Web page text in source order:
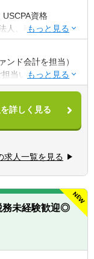
資格
人、税理士法人、
経験（10年以上）
る税金計算実務経
ジメント・リーダ
会計の業務経験
システム導入やツ
等を実現した経験
組織の目標に対し
、高い意識で仕事
ンド会計を担当）
当いただきます。
リースの特別目的
（経理処理のみな
への報告書作成、
育成、業務の進捗
強化
を含む経理全般に
東証プライム市
とができる環境で
詳しく見る
求人一覧を見る
務未経験歓迎◎